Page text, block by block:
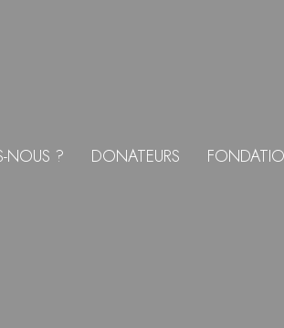
NOUS ? DONATEURS